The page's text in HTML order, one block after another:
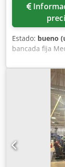
Información de
Estado: bueno
bancada fija
Credpsudvh